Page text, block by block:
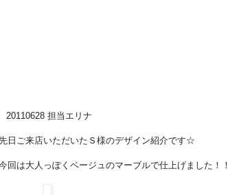
20110628 担当エリナ
日ご来店いただいたＳ様のデザイン紹介です☆
は大人っぽくベージュのマーブルで仕上げました！！